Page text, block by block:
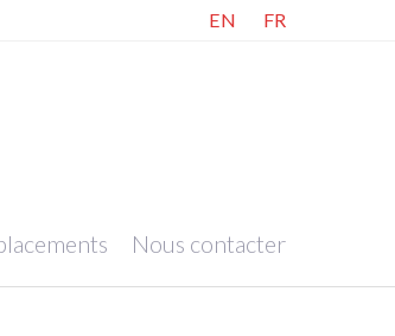
EN FR
Nous contacter